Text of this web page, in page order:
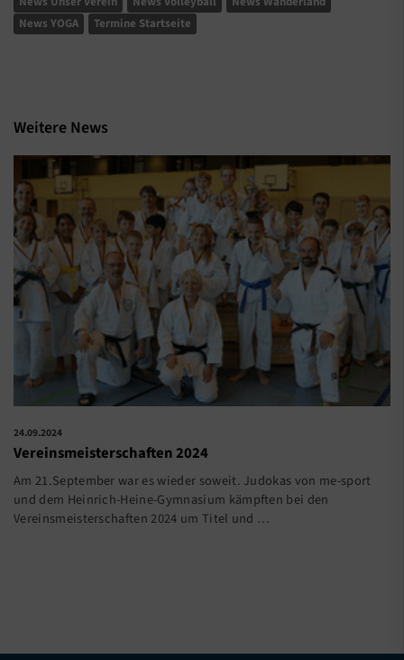
News YOGA
Termine Startseite
Weitere News
24.09.2024
Vereinsmeisterschaften 2024
Am 21.September war es wieder soweit. Judokas von me-sport
und dem Heinrich-Heine-Gymnasium kämpften bei den
Vereinsmeisterschaften 2024 um Titel und …